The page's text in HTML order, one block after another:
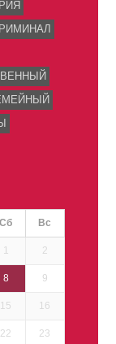
Сб Вс
1 2
8 9
15 16
22 23